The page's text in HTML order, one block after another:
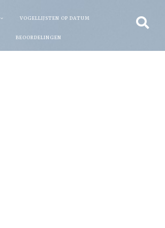
VOGELLIJSTEN OP DATUM
BEOORDELINGEN